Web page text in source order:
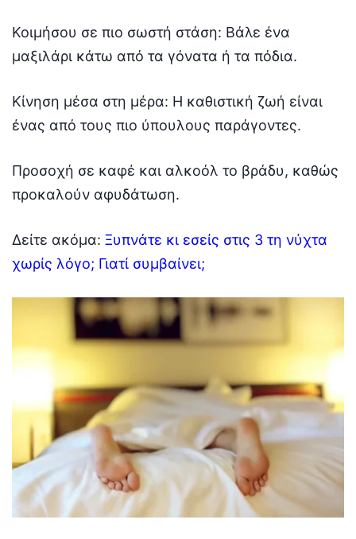
Κοιμήσου σε πιο σωστή στάση: Βάλε ένα
μαξιλάρι κάτω από τα γόνατα ή τα πόδια.
Κίνηση μέσα στη μέρα: Η καθιστική ζωή είναι
ένας από τους πιο ύπουλους παράγοντες.
Προσοχή σε καφέ και αλκοόλ το βράδυ, καθώς
προκαλούν αφυδάτωση.
Δείτε ακόμα: Ξυπνάτε κι εσείς στις 3 τη νύχτα
χωρίς λόγο; Γιατί συμβαίνει;